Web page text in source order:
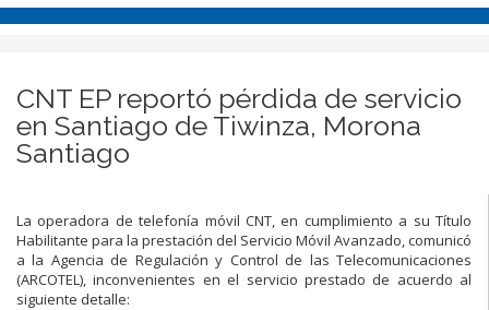
CNT EP reportó pérdida de servicio
en Santiago de Tiwinza, Morona
Santiago
La operadora de telefonía móvil CNT, en cumplimiento a su Título
Habilitante para la prestación del Servicio Móvil Avanzado, comunicó
a la Agencia de Regulación y Control de las Telecomunicaciones
(ARCOTEL), inconvenientes en el servicio prestado de acuerdo al
siguiente detalle: